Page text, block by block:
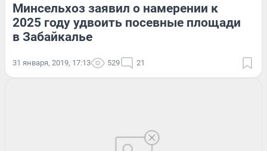
Минсельхоз заявил о намерении к
2025 году удвоить посевные площади
в Забайкалье
31 января, 2019, 17:13 529 21